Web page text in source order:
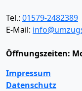
Tel.: 01579-2482389
E-Mail:
Öffnungszeiten:
Impressum
Datenschutz